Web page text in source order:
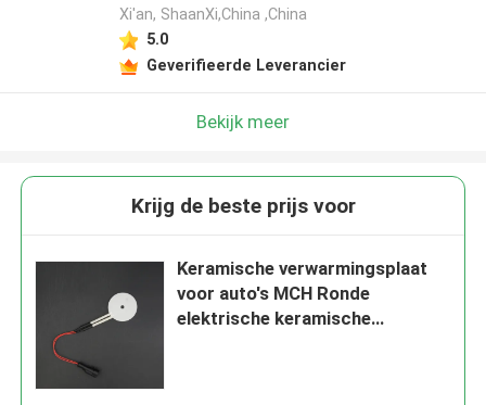
Xi'an, ShaanXi,China ,China
5.0
Geverifieerde Leverancier
Bekijk meer
Krijg de beste prijs voor
Keramische verwarmingsplaat
voor auto's MCH Ronde
elektrische keramische